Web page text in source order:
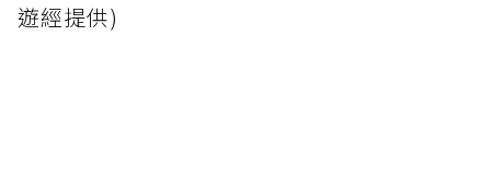
遊經提供)